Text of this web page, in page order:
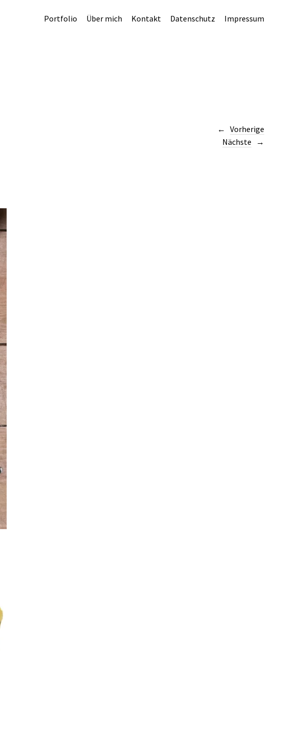
Portfolio Über mich Kontakt Datenschutz Impressum
Vorherige
Nächste